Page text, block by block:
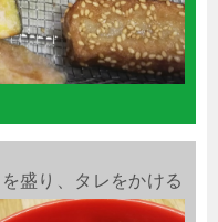
盛り、タレをかける